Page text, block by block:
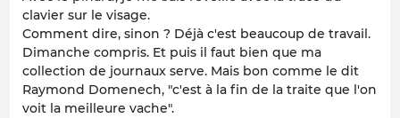
clavier sur le visage.
Comment dire, sinon ? Déjà c'est beaucoup de travail.
Dimanche compris. Et puis il faut bien que ma
collection de journaux serve. Mais bon comme le dit
Raymond Domenech, "c'est à la fin de la traite que l'on
voit la meilleure vache".